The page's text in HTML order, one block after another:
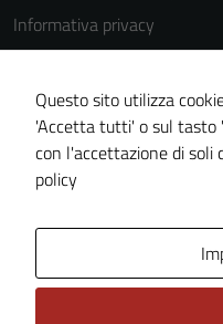
Informativa privacy
Cookie Policy
Note legali
Dichiarazione di accessibilità
Piano di miglioramento del
Questo sito utilizza
'Accetta tutti' o sul tasto
con l'accettazione di soli
policy